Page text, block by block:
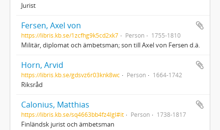
Jurist
Fersen, Axel von
https://libris.kb.se/1zcfhg9k5cd2xk7 Person 1755-1810
Militär, diplomat och ämbetsman; son till Axel von Fersen d.ä.
Horn, Arvid
https://libris.kb.se/gdsvz6r03knk8wc Person 1664-1742
Riksråd
Calonius, Matthias
https://libris.kb.se/sq4663bb4fz4lgl#it Person 1738-1817
Finländsk jurist och ämbetsman